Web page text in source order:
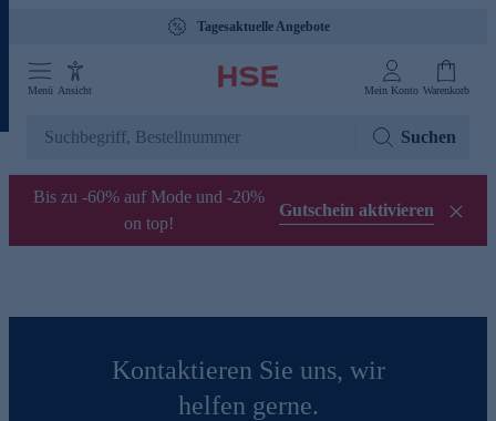
Tagesaktuelle Angebote
Menü Ansicht Mein Konto Warenkorb
Suchen
Bis zu -60% auf Mode und -20%
on top!
Gutschein aktivieren
Kontaktieren Sie uns, wir
helfen gerne.